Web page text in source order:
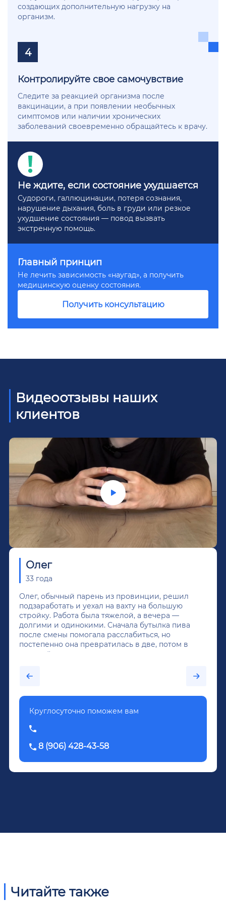
создающих дополнительную нагрузку на
организм.
4
Контролируйте свое самочувствие
Следите за реакцией организма после
вакцинации, а при появлении необычных
симптомов или наличии хронических
заболеваний своевременно обращайтесь к врачу.
Не ждите, если состояние ухудшается
Судороги, галлюцинации, потеря сознания,
нарушение дыхания, боль в груди или резкое
ухудшение состояния — повод вызвать
экстренную помощь.
Главный принцип
Не лечить зависимость «наугад», а получить
медицинскую оценку состояния.
Получить консультацию
Видеоотзывы наших
клиентов
Олег
33 года
Олег, обычный парень из провинции, решил
подзаработать и уехал на вахту на большую
стройку. Работа была тяжелой, а вечера —
долгими и одинокими. Сначала бутылка пива
после смены помогала расслабиться, но
постепенно она превратилась в две, потом в
крепкий алкоголь, и вот он уже пил почти
было назначено кодирование по методу
Круглосуточно поможем вам
8 (906) 428-43-58
Читайте также